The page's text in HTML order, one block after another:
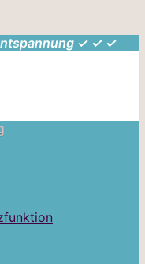
✓ ✓ ✓